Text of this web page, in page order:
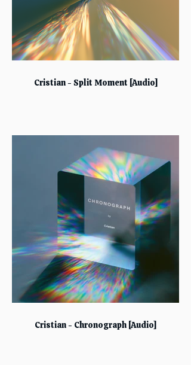
Cristian - Split Moment [Audio]
Cristian - Chronograph [Audio]